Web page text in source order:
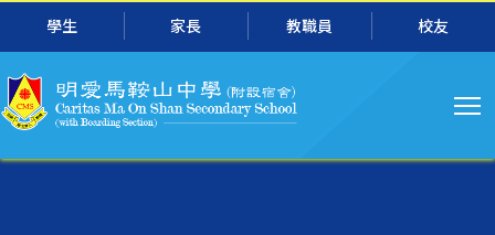
跳转到主要内容
學生 家長 教職員 校友
导
航